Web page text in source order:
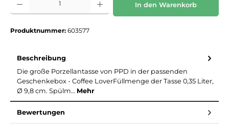
In den Warenkorb
Produktnummer: 603577
Beschreibung
Die große Porzellantasse von PPD in der passenden
Geschenkebox - Coffee LoverFüllmenge der Tasse 0,35 Liter,
Ø 9,8 cm. Spülm… Mehr
Bewertungen